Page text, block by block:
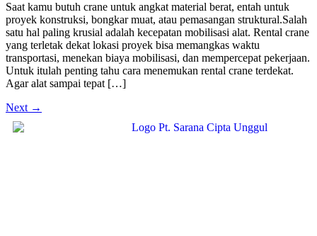
Saat kamu butuh crane untuk angkat material berat, entah untuk
proyek konstruksi, bongkar muat, atau pemasangan struktural.Salah
satu hal paling krusial adalah kecepatan mobilisasi alat. Rental crane
yang terletak dekat lokasi proyek bisa memangkas waktu
transportasi, menekan biaya mobilisasi, dan mempercepat pekerjaan.
Untuk itulah penting tahu cara menemukan rental crane terdekat.
Agar alat sampai tepat […]
Next →